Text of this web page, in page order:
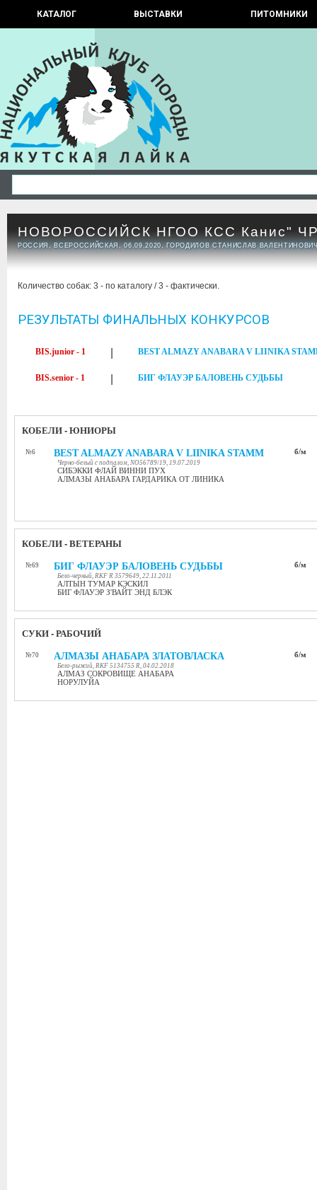
КАТАЛОГ ВЫСТАВКИ ПИТОМНИКИ
НОВОРОССИЙСК НГОО КСС Канис"
РОССИЯ, ВСЕРОССИЙСКАЯ, 06.09.2020, ГОРОДИЛОВ СТАНИСЛАВ
Количество собак: 3 - по каталогу / 3 - фактически.
РЕЗУЛЬТАТЫ ФИНАЛЬНЫХ КОНКУРСОВ
BIS.junior - 1 BEST ALMAZY ANABARA V LIINIKA
BIS.senior - 1 БИГ ФЛАУЭР БАЛОВЕНЬ СУДЬБЫ
КОБЕЛИ - ЮНИОРЫ
№6 BEST ALMAZY ANABARA V LIINIKA STAMM
Черно-белый с подпалом, NO56789/19, 19.07.2019
СИБЭККИ ФЛАЙ ВИННИ ПУХ
АЛМАЗЫ АНАБАРА ГАРДАРИКА ОТ ЛИНИКА
б/м
КОБЕЛИ - ВЕТЕРАНЫ
№69 БИГ ФЛАУЭР БАЛОВЕНЬ СУДЬБЫ
Бело-черный, RKF R 3579649, 22.11.2011
АЛТЫН ТУМАР КЭСКИЛ
БИГ ФЛАУЭР З'ВАЙТ ЭНД БЛЭК
б/м
СУКИ - РАБОЧИЙ
№70 АЛМАЗЫ АНАБАРА ЗЛАТОВЛАСКА
Бело-рыжий, RKF 5134755 R, 04.02.2018
АЛМАЗ СОКРОВИЩЕ АНАБАРА
НОРУЛУЙА
б/м